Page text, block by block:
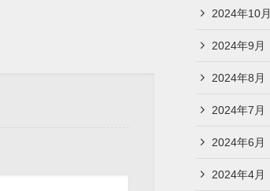
2024年10月
2024年9月
2024年8月
2024年7月
2024年6月
2024年4月